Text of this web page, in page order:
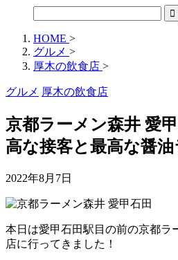
HOME >
グルメ >
厚木の飲食店 >
グルメ 厚木の飲食店
京都ラーメン森井 愛
高な接客と最高な醤
2022年8月7日
本日は愛甲石田駅目の前の京都ラ
店に行ってきました！